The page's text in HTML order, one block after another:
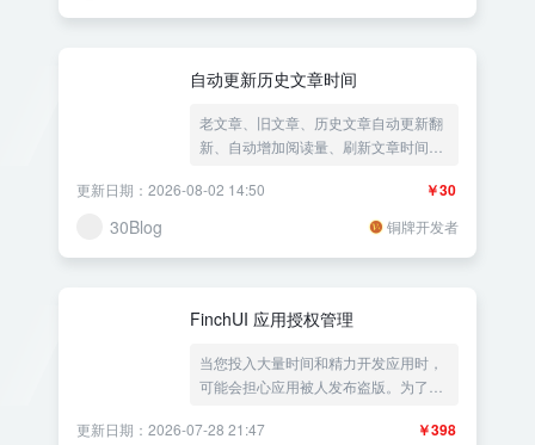
自动更新历史文章时间
老文章、旧文章、历史文章自动更新翻
新、自动增加阅读量、刷新文章时间、
动更新时间、随机阅读量、文章SEO优￥30
更新日期：2026-08-02 14:50
30Blog 铜牌开发者
FinchUI 应用授权管理
当您投入大量时间和精力开发应用时，
可能会担心应用被人发布盗版。为了解
的《应用授权管理》插件。这款插件使
￥398
更新日期：2026-07-28 21:47